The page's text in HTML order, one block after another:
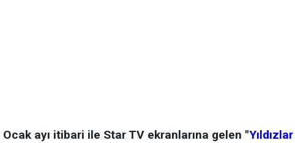
Ocak ayı itibari ile Star TV ekranlarına gelen ''Yıldızlar